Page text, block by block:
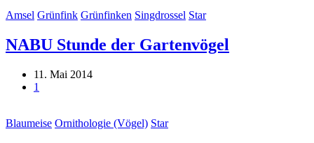
Amsel Grünfink Grünfinken Singdrossel Star
NABU Stunde der Gartenvögel
11. Mai 2014
1
Blaumeise Ornithologie (Vögel) Star